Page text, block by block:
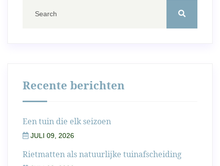
Recente berichten
Een tuin die elk seizoen
JULI 09, 2026
Rietmatten als natuurlijke tuinafscheiding